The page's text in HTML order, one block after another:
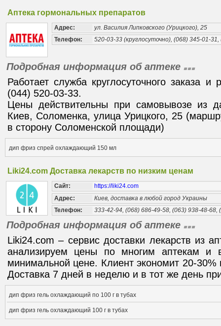
Аптека гормональных препаратов
Адрес:
ул. Василия Липковского (Урицкого), 25
Телефон:
520-03-33 (круглосуточно), (068) 345-01-
Подробная информация об аптеке
Работает служба круглосуточного заказа и
(044) 520-03-33.
Цены действительны при самовывозе из
Киев, Соломенка, улица Урицкого, 25
в сторону Соломенской площади)
дип фриз спрей охлаждающий 150 мл
Liki24.com Доставка лекарств по низким ценам
Сайт:
https://liki24.com
Адрес:
Киев, доставка в любой город Украины
Телефон:
333-42-94, (068) 686-49-58, (063) 938-48-68,
Подробная информация об аптеке
Liki24.com – сервис доставки лекарств из
анализируем цены по многим аптекам и
минимальной цене. Клиент экономит 20-30%
Доставка 7 дней в неделю и в тот же день
дип фриз гель охлаждающий по 100 г в тубах
дип фриз гель охлаждающий 100 г в тубах